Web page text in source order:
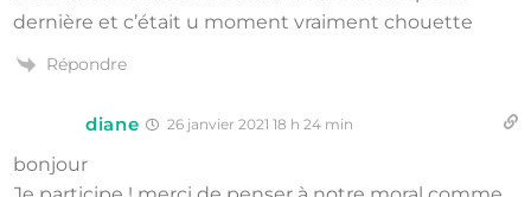
dernière et c’était u moment vraiment chouette
Répondre
diane 26 janvier 2021 18 h 24 min
bonjour